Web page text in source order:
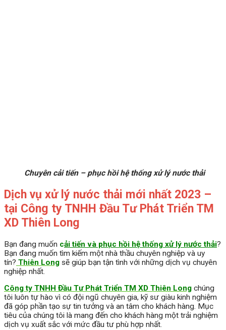
Chuyên cải tiến – phục hồi hệ thống xử lý nước thải
Dịch vụ xử lý nước thải mới nhất 2023 –
tại Công ty TNHH Đầu Tư Phát Triển TM
XD Thiên Long
Bạn đang muốn cải tiến và phục hồi hệ thống xử lý nước thải?
Bạn đang muốn tìm kiếm một nhà thầu chuyên nghiệp và uy
tín? Thiên Long sẽ giúp bạn tận tình với những dịch vụ chuyên
nghiệp nhất.
Công ty TNHH Đầu Tư Phát Triển TM XD Thiên Long chúng
tôi luôn tự hào vì có đội ngũ chuyên gia, kỹ sư giàu kinh nghiệm
đã góp phần tạo sự tin tưởng và an tâm cho khách hàng. Mục
tiêu của chúng tôi là mang đến cho khách hàng một trải nghiệm
dịch vụ xuất sắc với mức đầu tư phù hợp nhất.